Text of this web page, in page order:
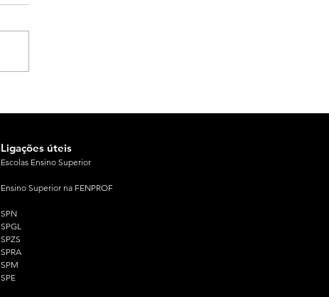
Ligações úteis
Escolas Ensino Superior
Ensino Superior na FENPROF
SPN
SPGL
SPZS
SPRA
SPM
SPE